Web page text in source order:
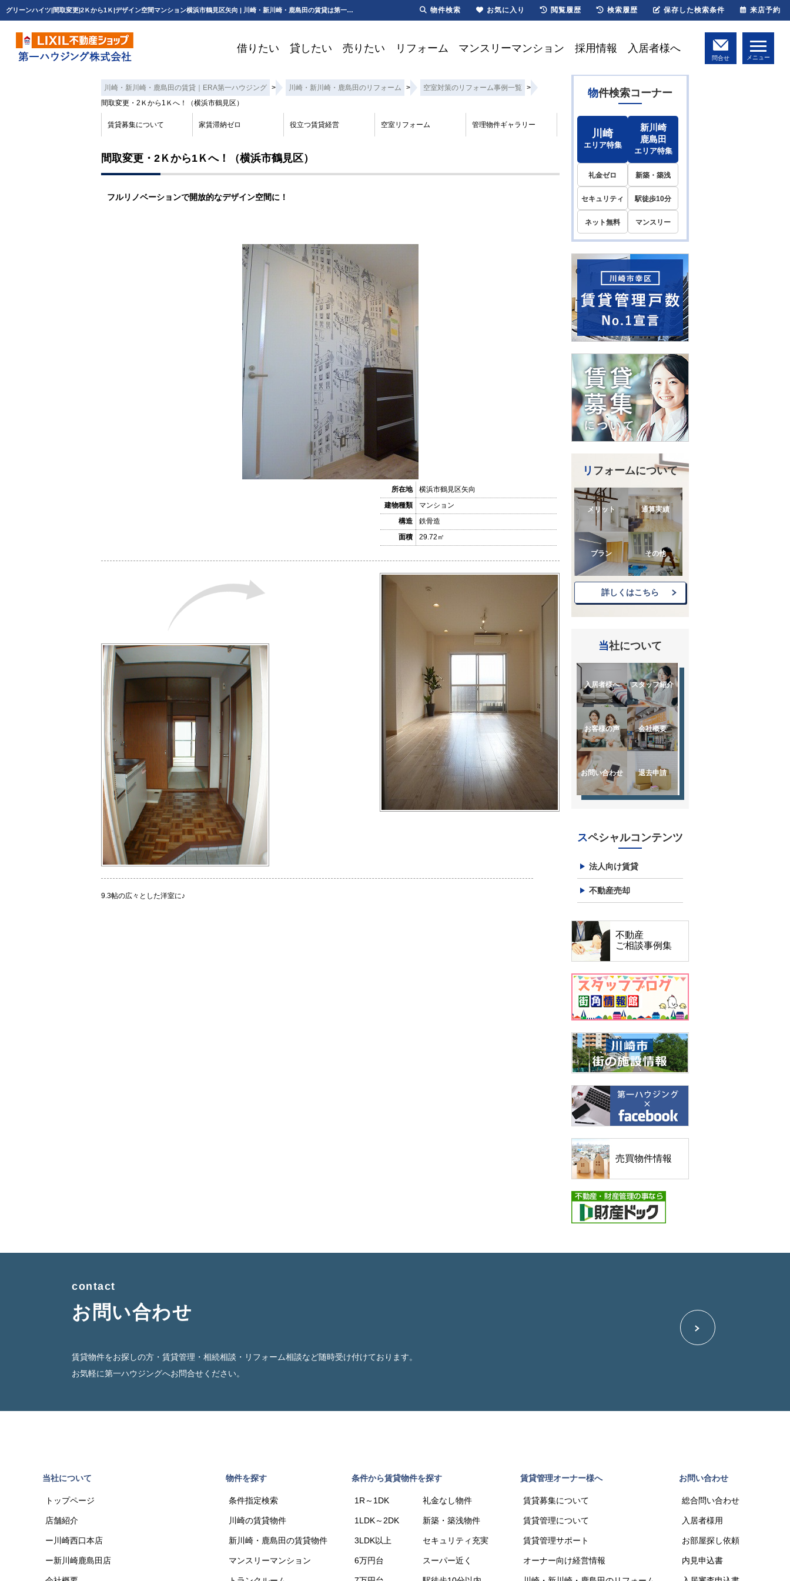
グリーンハイツ|間取変更|2Ｋから1Ｋ|デザイン空間マンション横浜市鶴見区矢向 | 川崎・新川崎・鹿島田の賃貸は第一ハウジング株式会社にお任せ下さい！
借りたい 貸したい 売りたい リフォーム マンスリーマンション 採用情報 入居者様へ
問合せ メニュー
川崎・新川崎・鹿島田の賃貸｜ERA第一ハウジング > 川崎・新川崎・鹿島田のリフォーム > 空室対策のリフォーム事例一覧
>
間取変更・2Ｋから1Ｋへ！（横浜市鶴見区）
賃貸募集について 家賃滞納ゼロ 役立つ賃貸経営 空室リフォーム 管理物件ギャラリー
間取変更・2Ｋから1Ｋへ！（横浜市鶴見区）
フルリノベーションで開放的なデザイン空間に！
所在地
横浜市鶴見区矢向
建物種類
マンション
構造
鉄骨造
面積
29.72㎡
9.3帖の広々とした洋室に♪
物件検索コーナー
川崎
エリア特集
新川崎
鹿島田
エリア特集
礼金ゼロ 新築・築浅
セキュリティ 駅徒歩10分
ネット無料 マンスリー
リフォームについて
メリット 通算実績
プラン その他
詳しくはこちら
当社について
入居者様へ スタッフ紹介
お客様の声 会社概要
お問い合わせ 退去申請
スペシャルコンテンツ
法人向け賃貸
不動産売却
不動産
ご相談事例集
売買物件情報
contact
お問い合わせ
賃貸物件をお探しの方・賃貸管理・相続相談・リフォーム相談など随時受け付けております。
お気軽に第一ハウジングへお問合せください。
当社について
トップページ
店舗紹介
ー川崎西口本店
ー新川崎鹿島田店
物件を探す
条件指定検索
川崎の賃貸物件
新川崎・鹿島田の賃貸物件
マンスリーマンション
条件から賃貸物件を探す
1R～1DK
1LDK～2DK
3LDK以上
6万円台
礼金なし物件
新築・築浅物件
セキュリティ充実
スーパー近く
賃貸管理オーナー様へ
賃貸募集について
賃貸管理について
賃貸管理サポート
オーナー向け経営情報
お問い合わせ
総合問い合わせ
入居者様用
お部屋探し依頼
内見申込書
物件検索 お気に入り 閲覧履歴 検索履歴 保存した検索条件 来店予約